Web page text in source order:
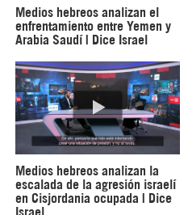
Medios hebreos analizan el
enfrentamiento entre Yemen y
Arabia Saudí | Dice Israel
Medios hebreos analizan la
escalada de la agresión israelí
en Cisjordania ocupada | Dice
Israel